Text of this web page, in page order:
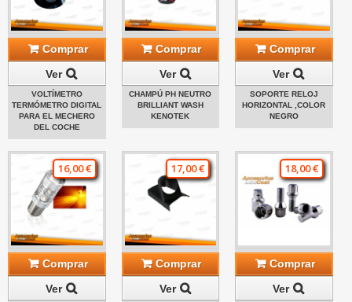
Comprar
Ver
VOLTÍMETRO
TERMÓMETRO DIGITAL
PARA EL MECHERO
DEL COCHE
Comprar
Ver
CHAMPÚ PH NEUTRO
BRILLIANT WASH
KENOTEK
Comprar
Ver
SOPORTE RELOJ
HORIZONTAL ,COLOR
NEGRO
16,00 €
Comprar
Ver
17,00 €
Comprar
Ver
18,00 €
Comprar
Ver